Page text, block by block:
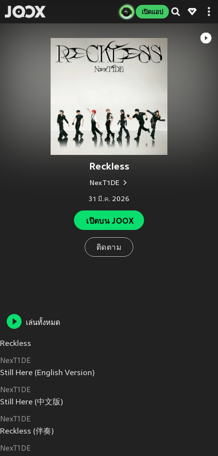
เปิดแอป
Reckless
NexT1DE
31 มี.ค. 2026
เปิดบน JOOX
ติดตาม
เล่นทั้งหมด
Reckless
NexT1DE
Still Here (English Version)
NexT1DE
Still Here (中文版)
NexT1DE
Reckless (伴奏)
NexT1DE